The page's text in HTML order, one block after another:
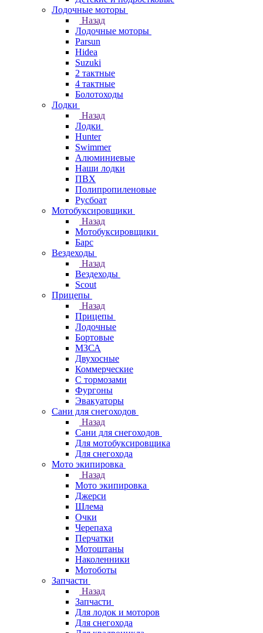
Лодочные моторы
Назад
Лодочные моторы
Parsun
Hidea
Suzuki
2 тактные
4 тактные
Болотоходы
Лодки
Назад
Лодки
Hunter
Swimmer
Алюминиевые
Наши лодки
ПВХ
Полипропиленовые
Русбоат
Мотобуксировщики
Назад
Мотобуксировщики
Барс
Вездеходы
Назад
Вездеходы
Scout
Прицепы
Назад
Прицепы
Лодочные
Бортовые
МЗСА
Двухосные
Коммерческие
С тормозами
Фургоны
Эвакуаторы
Сани для снегоходов
Назад
Сани для снегоходов
Для мотобуксировщика
Для снегохода
Мото экипировка
Назад
Мото экипировка
Джерси
Шлема
Очки
Черепаха
Перчатки
Мотоштаны
Наколенники
Мотоботы
Запчасти
Назад
Запчасти
Для лодок и моторов
Для снегохода